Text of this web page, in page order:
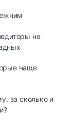
не
чаще
за сколько и